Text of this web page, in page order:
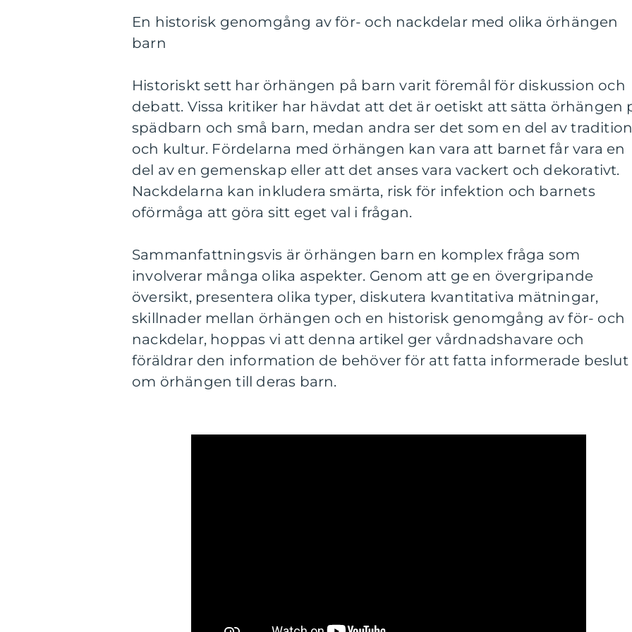
En historisk genomgång av för- och nackdelar med olika örhängen
barn
Historiskt sett har örhängen på barn varit föremål för diskussion och
debatt. Vissa kritiker har hävdat att det är oetiskt att sätta örhängen
spädbarn och små barn, medan andra ser det som en del av
och kultur. Fördelarna med örhängen kan vara att barnet får vara en
del av en gemenskap eller att det anses vara vackert och dekorativt.
Nackdelarna kan inkludera smärta, risk för infektion och barnets
oförmåga att göra sitt eget val i frågan.
Sammanfattningsvis är örhängen barn en komplex fråga som
involverar många olika aspekter. Genom att ge en övergripande
översikt, presentera olika typer, diskutera kvantitativa mätningar,
skillnader mellan örhängen och en historisk genomgång av för- och
nackdelar, hoppas vi att denna artikel ger vårdnadshavare och
föräldrar den information de behöver för att fatta informerade beslut
om örhängen till deras barn.